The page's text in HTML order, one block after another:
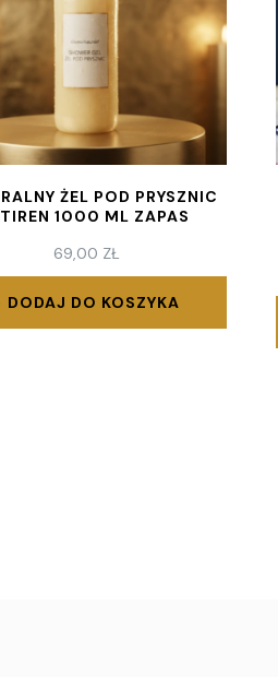
ŻEL POD PRYSZNIC
1000 ML ZAPAS
69,00 ZŁ
DODAJ DO KOSZYKA